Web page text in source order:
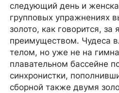
следующий день и
групповых упражнениях
золото, как говорится, за
преимуществом. Чудеса
телом, но уже не на
плавательном бассейне
синхронистки,
сборной также двумя